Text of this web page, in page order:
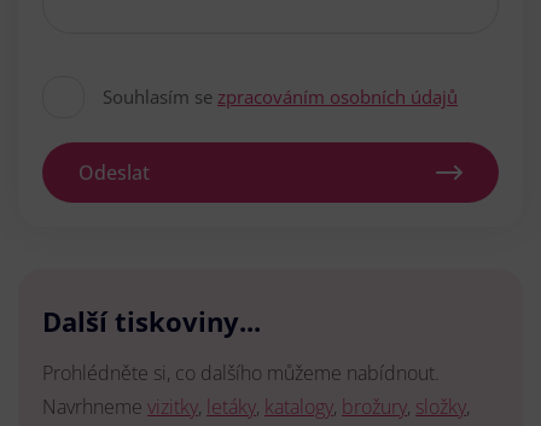
Souhlasím se zpracováním osobních údajů
Odeslat
Další tiskoviny...
Prohlédněte si, co dalšího můžeme nabídnout.
Navrhneme vizitky, letáky, katalogy, brožury, složky,